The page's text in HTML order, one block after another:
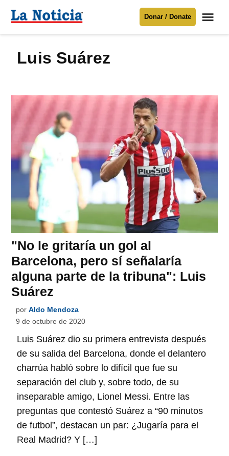
Para mantenerte informado necesitamos
contenido
Noticia
Donar / Donate
Luis Suárez
"No le gritaría un gol al
Barcelona, pero sí señalaría
alguna parte de la tribuna": Luis
Suárez
por Aldo Mendoza
9 de octubre de 2020
Luis Suárez dio su primera entrevista después
de su salida del Barcelona, donde el delantero
charrúa habló sobre lo difícil que fue su
separación del club y, sobre todo, de su
inseparable amigo, Lionel Messi. Entre las
preguntas que contestó Suárez a “90 minutos
de futbol”, destacan un par: ¿Jugaría para el
Real Madrid? Y […]